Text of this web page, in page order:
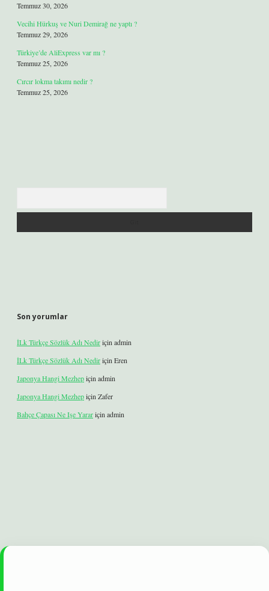
Temmuz 30, 2026
Vecihi Hürkuş ve Nuri Demirağ ne yaptı ?
Temmuz 29, 2026
Türkiye’de AliExpress var mı ?
Temmuz 25, 2026
Cırcır lokma takımı nedir ?
Temmuz 25, 2026
Son yorumlar
İLk Türkçe Sözlük Adı Nediriçin admin
İLk Türkçe Sözlük Adı Nediriçin Eren
Japonya Hangi Mezhepiçin admin
Japonya Hangi Mezhepiçin Zafer
Bahçe Çapası Ne Işe Yarariçin admin
ilbet